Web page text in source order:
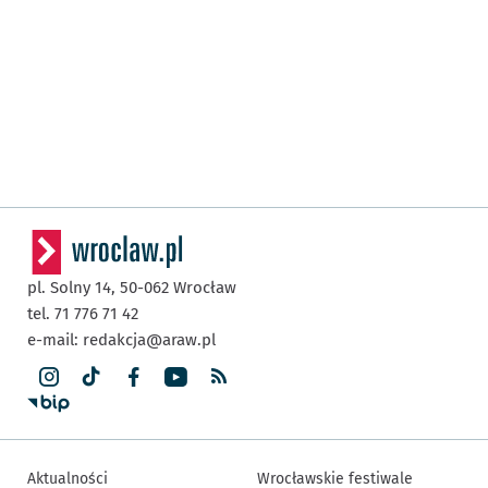
pl. Solny 14, 50-062 Wrocław
tel. 71 776 71 42
e-mail: redakcja@araw.pl
Aktualności Wrocławskie festiwale